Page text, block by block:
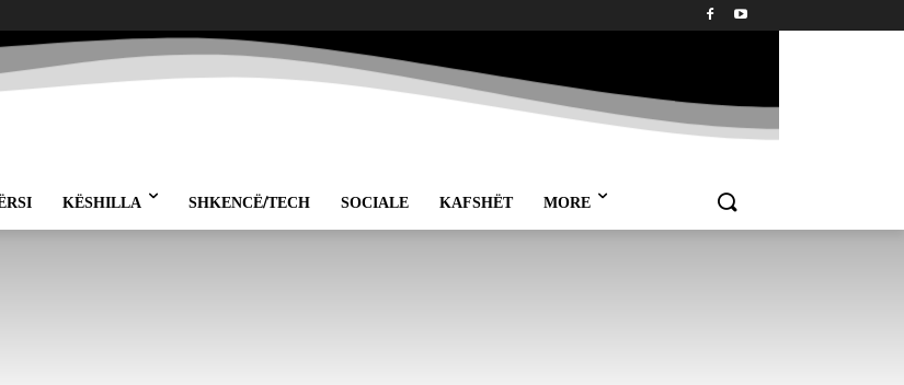
KËSHILLA SHKENCË/TECH SOCIALE KAFSHËT MORE